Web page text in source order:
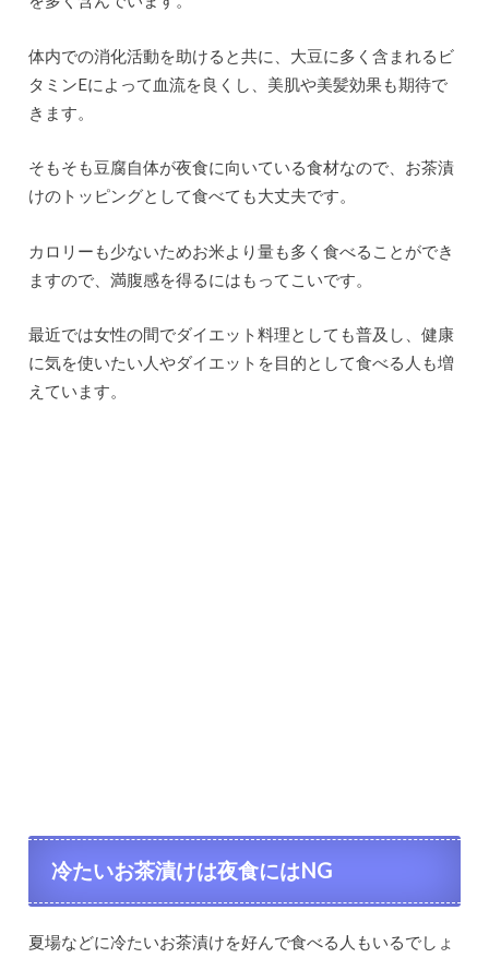
体内での消化活動を助けると共に、大豆に多く含まれるビ
タミンEによって血流を良くし、美肌や美髪効果も期待で
きます。
そもそも豆腐自体が夜食に向いている食材なので、お茶漬
けのトッピングとして食べても大丈夫です。
カロリーも少ないためお米より量も多く食べることができ
ますので、満腹感を得るにはもってこいです。
最近では女性の間でダイエット料理としても普及し、健康
に気を使いたい人やダイエットを目的として食べる人も増
えています。
冷たいお茶漬けは夜食にはNG
夏場などに冷たいお茶漬けを好んで食べる人もいるでしょ